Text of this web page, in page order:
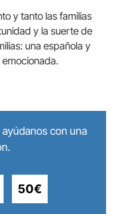
y tanto las familias
y la suerte de
una española y
emocionada.
con una
50€